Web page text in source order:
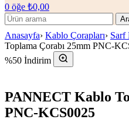
0 öğe ₺0,00
Anasayfa› Kablo Çorapları› Sarf
Toplama Çorabı 25mm PNC-
%50 İndirim
PANNECT Kablo
PNC-KCS0025